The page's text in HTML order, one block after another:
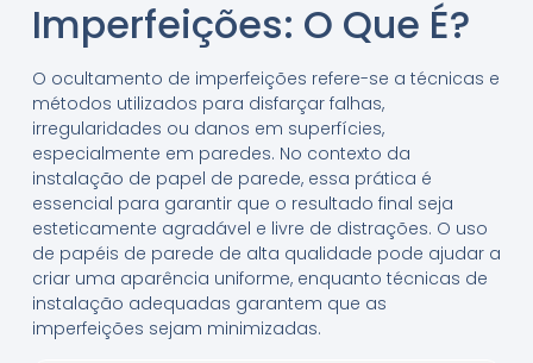
Imperfeições: O Que É?
O ocultamento de imperfeições refere-se a técnicas e
métodos utilizados para disfarçar falhas,
irregularidades ou danos em superfícies,
especialmente em paredes. No contexto da
instalação de papel de parede, essa prática é
essencial para garantir que o resultado final seja
esteticamente agradável e livre de distrações. O uso
de papéis de parede de alta qualidade pode ajudar a
criar uma aparência uniforme, enquanto técnicas de
instalação adequadas garantem que as
imperfeições sejam minimizadas.